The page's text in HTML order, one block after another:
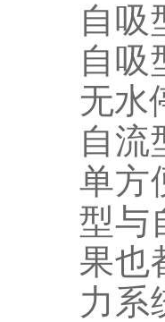
自吸
自吸
无水
自流
单方
型与
果也
力系